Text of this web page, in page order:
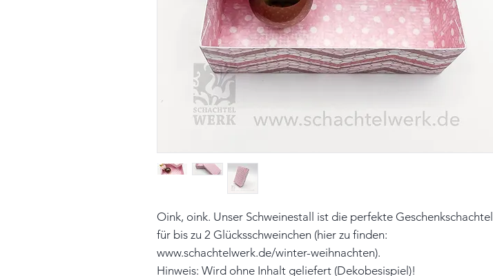
Oink, oink. Unser Schweinestall ist die perfekte Geschenkschachtel
für bis zu 2 Glücksschweinchen (hier zu finden:
www.schachtelwerk.de/winter-weihnachten).
Hinweis: Wird ohne Inhalt geliefert (Dekobesispiel)!